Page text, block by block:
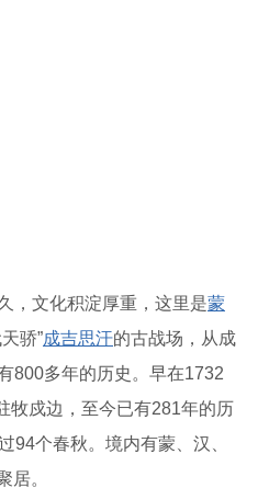
，文化积淀厚重，这里是蒙
骄”成吉思汗的古战场，从成
800多年的历史。早在1732
牧戍边，至今已有281年的历
94个春秋。境内有蒙、汉、
居。